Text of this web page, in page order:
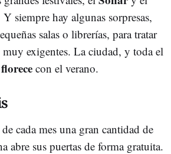
Y siempre hay algunas sorpresas,
salas o librerías, para tratar
exigentes. La ciudad, y toda el
florece con el verano.
cada mes una gran cantidad de
abre sus puertas de forma gratuita.